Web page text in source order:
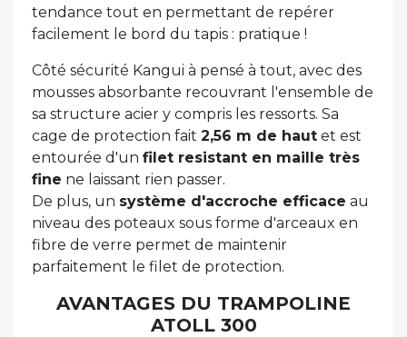
tendance tout en permettant de repérer
facilement le bord du tapis : pratique !
Côté sécurité Kangui à pensé à tout, avec des
mousses absorbante recouvrant l'ensemble de
sa structure acier y compris les ressorts. Sa
cage de protection fait 2,56 m de haut et est
entourée d'un filet resistant en maille très
fine ne laissant rien passer.
De plus, un système d'accroche efficace au
niveau des poteaux sous forme d'arceaux en
fibre de verre permet de maintenir
parfaitement le filet de protection.
AVANTAGES DU TRAMPOLINE
ATOLL 300